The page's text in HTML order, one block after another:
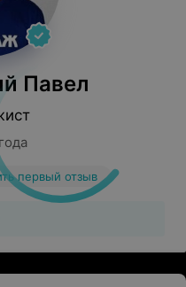
Павел
первый отзыв